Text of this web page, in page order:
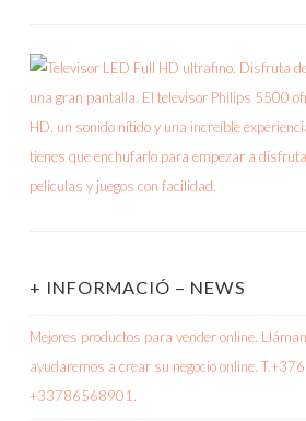
+ INFORMACIÓ – NEWS
Mejores productos para vender online.
ayudaremos a crear su negocio online.
+33786568901.